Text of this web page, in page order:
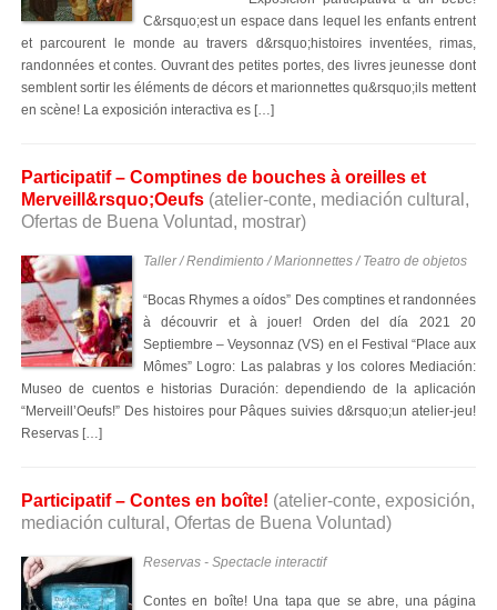
C&rsquo;est un espace dans lequel les enfants entrent
et parcourent le monde au travers d&rsquo;histoires inventées, rimas,
randonnées et contes. Ouvrant des petites portes, des livres jeunesse dont
semblent sortir les éléments de décors et marionnettes qu&rsquo;ils mettent
en scène! La exposición interactiva es […]
Participatif – Comptines de bouches à oreilles et
Merveill&rsquo;Oeufs (atelier-conte, mediación cultural,
Ofertas de Buena Voluntad, mostrar)
Taller / Rendimiento / Marionnettes / Teatro de objetos
“Bocas Rhymes a oídos” Des comptines et randonnées
à découvrir et à jouer! Orden del día 2021 20
Septiembre – Veysonnaz (VS) en el Festival “Place aux
Mômes” Logro: Las palabras y los colores Mediación:
Museo de cuentos e historias Duración: dependiendo de la aplicación
“Merveill’Oeufs!” Des histoires pour Pâques suivies d&rsquo;un atelier-jeu!
Reservas […]
Participatif – Contes en boîte! (atelier-conte, exposición,
mediación cultural, Ofertas de Buena Voluntad)
Reservas - Spectacle interactif
Contes en boîte! Una tapa que se abre, una página